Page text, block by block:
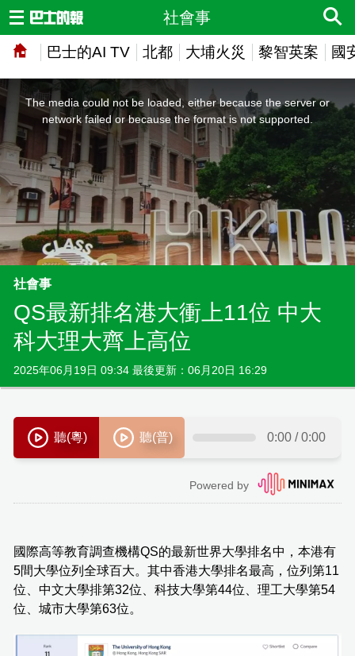
巴士的AI TV 北都 大埔火災 黎智英案 國
社會事
is
a
window.
The media could not be loaded, either because the server or
network failed or because the format is not supported.
社會事
QS最新排名港大衝上11位 中大
科大理大齊上高位
2025年06月19日 09:34 最後更新：06月20日 16:29
國際高等教育調查機構QS的最新世界大學排名中，本港有
5間大學位列全球百大。其中香港大學排名最高，位列第11
位、中文大學排第32位、科技大學第44位、理工大學第54
位、城市大學第63位。